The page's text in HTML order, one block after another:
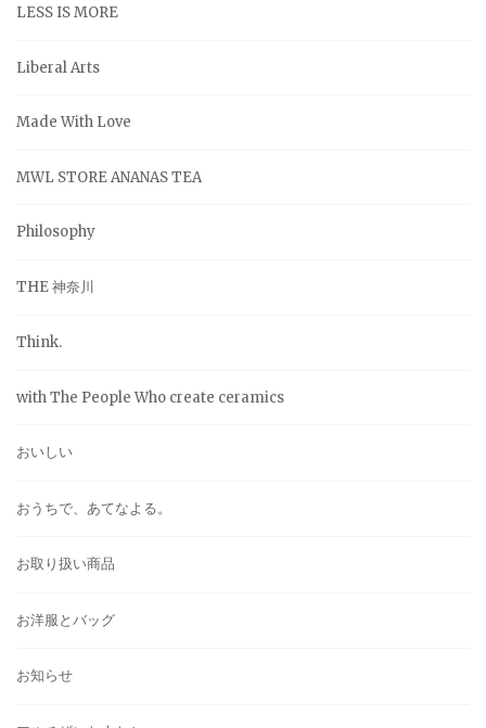
LESS IS MORE
Liberal Arts
Made With Love
MWL STORE ANANAS TEA
Philosophy
THE 神奈川
Think.
with The People Who create ceramics
おいしい
おうちで、あてなよる。
お取り扱い商品
お洋服とバッグ
お知らせ